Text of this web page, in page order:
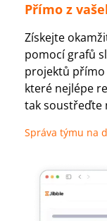
Přímo z
Získejte
pomocí grafů
projektů přímo
které nejlépe
tak soustřeďte
Správa týmu na